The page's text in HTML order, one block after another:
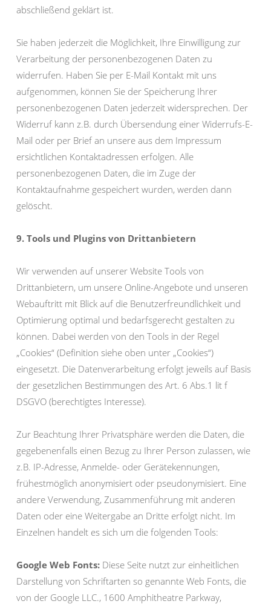
abschließend geklärt ist.
Sie haben jederzeit die Möglichkeit, Ihre Einwilligung zur
Verarbeitung der personenbezogenen Daten zu
widerrufen. Haben Sie per E-Mail Kontakt mit uns
aufgenommen, können Sie der Speicherung Ihrer
personenbezogenen Daten jederzeit widersprechen. Der
Widerruf kann z.B. durch Übersendung einer Widerrufs-E-
Mail oder per Brief an unsere aus dem Impressum
ersichtlichen Kontaktadressen erfolgen. Alle
personenbezogenen Daten, die im Zuge der
Kontaktaufnahme gespeichert wurden, werden dann
gelöscht.
9. Tools und Plugins von Drittanbietern
Wir verwenden auf unserer Website Tools von
Drittanbietern, um unsere Online-Angebote und unseren
Webauftritt mit Blick auf die Benutzerfreundlichkeit und
Optimierung optimal und bedarfsgerecht gestalten zu
können. Dabei werden von den Tools in der Regel
„Cookies“ (Definition siehe oben unter „Cookies“)
eingesetzt. Die Datenverarbeitung erfolgt jeweils auf Basis
der gesetzlichen Bestimmungen des Art. 6 Abs.1 lit f
DSGVO (berechtigtes Interesse).
Zur Beachtung Ihrer Privatsphäre werden die Daten, die
gegebenenfalls einen Bezug zu Ihrer Person zulassen, wie
z.B. IP-Adresse, Anmelde- oder Gerätekennungen,
frühestmöglich anonymisiert oder pseudonymisiert. Eine
andere Verwendung, Zusammenführung mit anderen
Daten oder eine Weitergabe an Dritte erfolgt nicht. Im
Einzelnen handelt es sich um die folgenden Tools:
Google Web Fonts: Diese Seite nutzt zur einheitlichen
Darstellung von Schriftarten so genannte Web Fonts, die
von der Google LLC., 1600 Amphitheatre Parkway,